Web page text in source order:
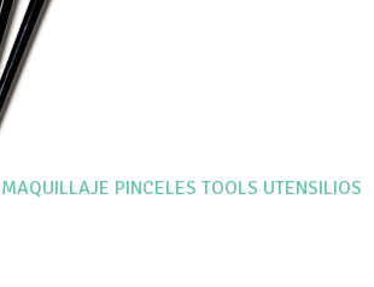
MAQUILLAJE PINCELES TOOLS UTENSILIOS